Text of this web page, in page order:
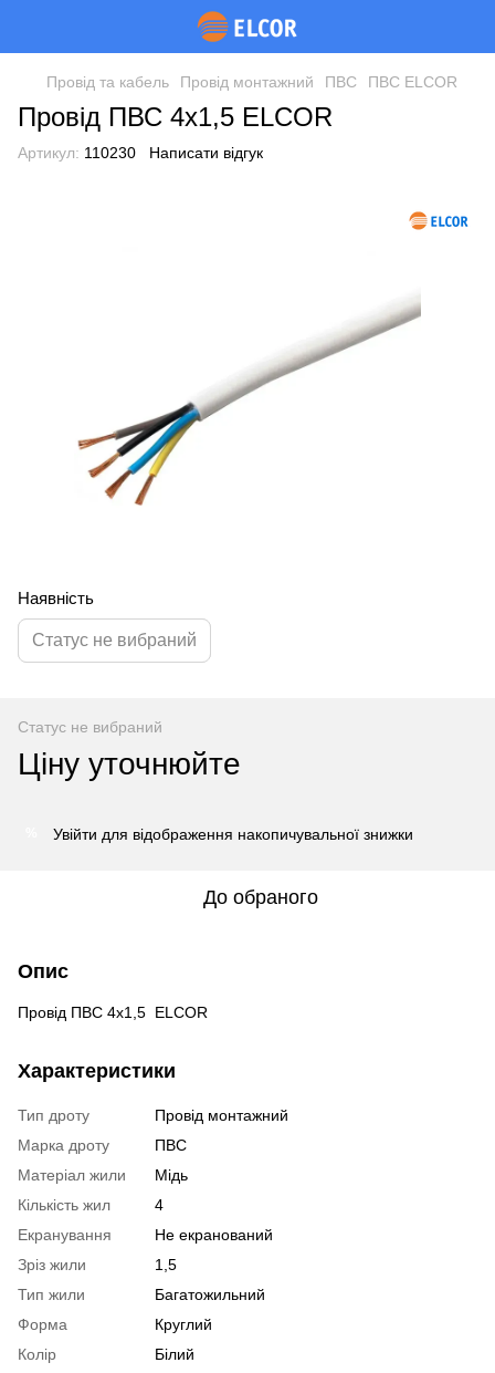
Провід та кабель Провід монтажний ПВС ПВС ELCOR
Провід ПВС 4х1,5 ELCOR
Артикул: 110230 Написати відгук
Наявність
Статус не вибраний
Статус не вибраний
Ціну уточнюйте
Увійти для відображення накопичувальної знижки
До обраного
Опис
Провід ПВС 4х1,5 ELCOR
Характеристики
Тип дроту
Провід монтажний
Марка дроту
ПВС
Матеріал жили
Мідь
Кількість жил
4
Екранування
Не екранований
Зріз жили
1,5
Тип жили
Багатожильний
Форма
Круглий
Колір
Білий